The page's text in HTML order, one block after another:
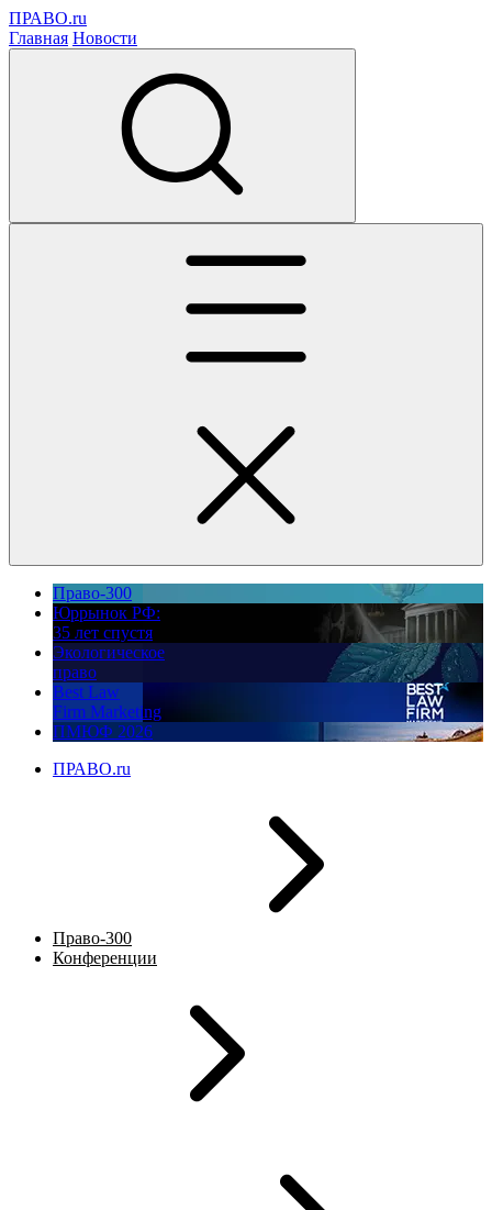
ПРАВО.ru
Главная Новости
Право-300
Юррынок РФ:
35 лет спустя
Экологическое
право
Best Law
Firm Marketing
ПМЮФ 2026
ПРАВО.ru
Право-300
Конференции